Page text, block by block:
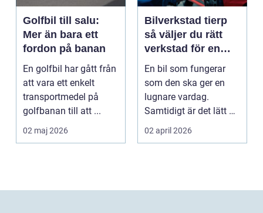
Golfbil till salu:
Mer än bara ett
fordon på banan
En golfbil har gått från
att vara ett enkelt
transportmedel på
golfbanan till att ...
02 maj 2026
Bilverkstad tierp
så väljer du rätt
verkstad för en
tryggare bilvardag
En bil som fungerar
som den ska ger en
lugnare vardag.
Samtidigt är det lätt att
skjuta upp service ...
02 april 2026